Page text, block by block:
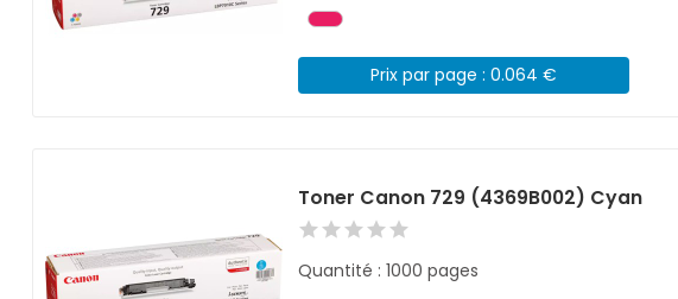
Prix par page : 0.064 €
Toner Canon 729 (4369B002) Cyan
Quantité : 1000 pages